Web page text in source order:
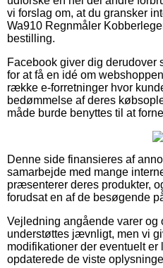
vi forslag om, at du gransker
Wa910 Regnmåler
bestilling.
Facebook giver dig
for at få en idé om
række e-forretninger hvor
bedømmelse af deres
måde burde benyttes til at
Denne side finansieres af
samarbejde med mange
præsenterer deres produkter,
forudsat en af de besøgende
Vejledning angående varer og
understøttes jævnligt, men vi
modifikationer der eventuelt
opdaterede de viste